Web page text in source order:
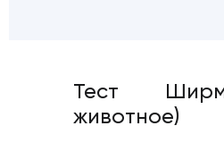
Тест
животное)